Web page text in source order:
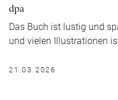
dpa
Das Buch ist lustig und
und vielen Illustrationen
21.03.2026